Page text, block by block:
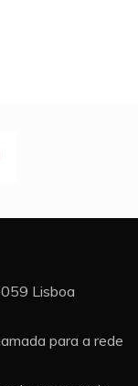
Lisboa
para a rede